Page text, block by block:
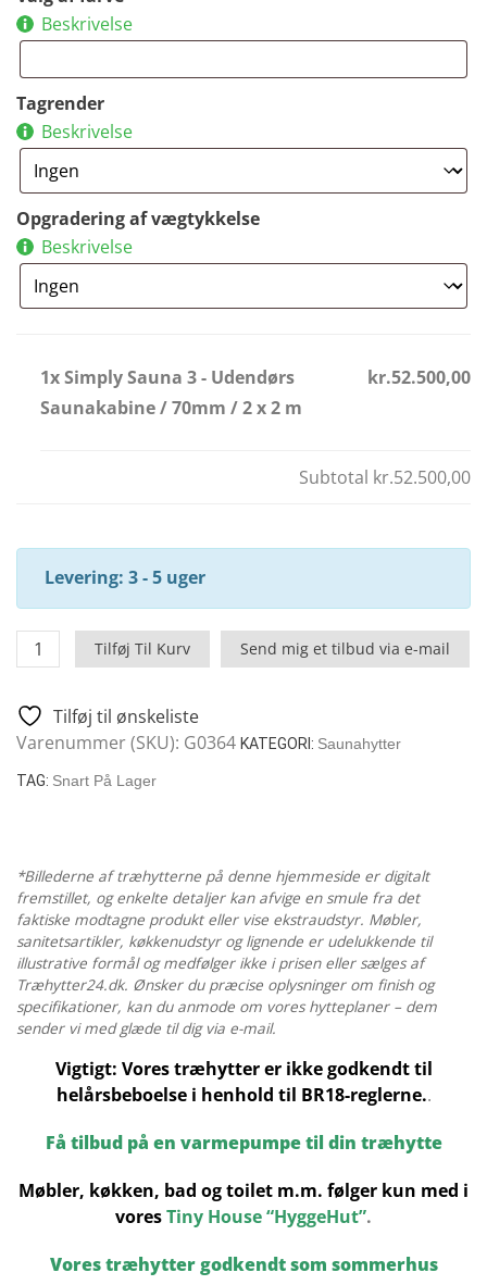
Beskrivelse
Tagrender
Beskrivelse
Opgradering af vægtykkelse
Beskrivelse
1x Simply Sauna 3 - Udendørs
Saunakabine / 70mm / 2 x 2 m
kr.52.500,00
Subtotal kr.52.500,00
Levering: 3 - 5 uger
Simply
Sauna
-
Udendørs
Saunakabine
2
x
2
m
antal
Tilføj Til Kurv Send mig et tilbud via e-mail
Tilføj til ønskeliste
Varenummer (SKU): G0364 KATEGORI: Saunahytter
TAG: Snart På Lager
*Billederne af træhytterne på denne hjemmeside er digitalt
fremstillet, og enkelte detaljer kan afvige en smule fra det
faktiske modtagne produkt eller vise ekstraudstyr. Møbler,
sanitetsartikler, køkkenudstyr og lignende er udelukkende til
illustrative formål og medfølger ikke i prisen eller sælges af
Træhytter24.dk. Ønsker du præcise oplysninger om finish og
specifikationer, kan du anmode om vores hytteplaner – dem
sender vi med glæde til dig via e-mail.
Vigtigt: Vores træhytter er ikke godkendt til
helårsbeboelse i henhold til BR18-reglerne..
Få tilbud på en varmepumpe til din træhytte
Møbler, køkken, bad og toilet m.m. følger kun med i
voresTiny House “HyggeHut”.
Vores træhytter godkendt som sommerhus